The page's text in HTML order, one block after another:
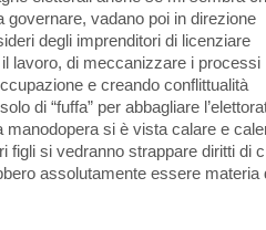
governare, vadano poi in direzione
degli imprenditori di licenziare
lavoro, di meccanizzare i processi
e creando conflittualità
di “fuffa” per abbagliare
manodopera si è vista calare e
figli si vedranno strappare diritti di
assolutamente essere materia